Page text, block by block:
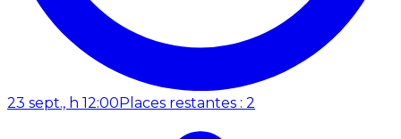
23 sept., h 12:00Places restantes : 2